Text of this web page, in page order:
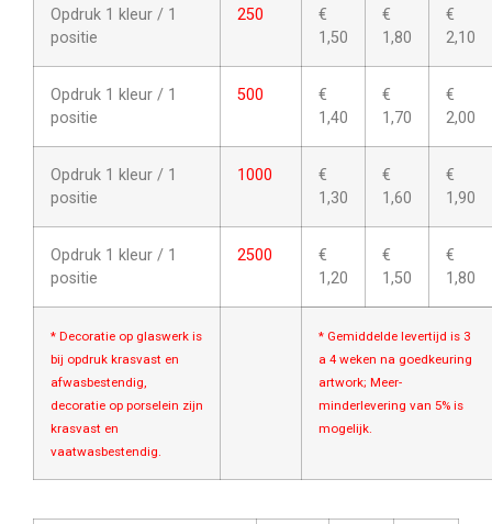
Opdruk 1 kleur / 1
positie
250
€
1,50
€
1,80
€
2,10
Opdruk 1 kleur / 1
positie
500
€
1,40
€
1,70
€
2,00
Opdruk 1 kleur / 1
positie
1000
€
1,30
€
1,60
€
1,90
Opdruk 1 kleur / 1
positie
2500
€
1,20
€
1,50
€
1,80
* Decoratie op glaswerk is
bij opdruk krasvast en
afwasbestendig,
decoratie op porselein zijn
krasvast en
vaatwasbestendig.
* Gemiddelde levertijd is 3
a 4 weken na goedkeuring
artwork; Meer-
minderlevering van 5% is
mogelijk.